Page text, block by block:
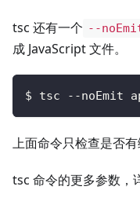
tsc 还有一个 --
成 JavaScript 文件。
$ tsc --noEmit
上面命令只检查是否
tsc 命令的更多参数，